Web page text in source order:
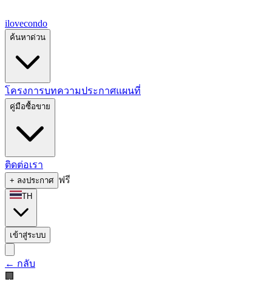
ilovecondo
ค้นหาด่วน
โครงการบทความประกาศแผนที่
คู่มือซื้อขาย
ติดต่อเรา
+ ลงประกาศ ฟรี
TH
เข้าสู่ระบบ
← กลับ
🏢